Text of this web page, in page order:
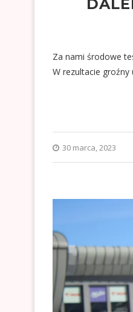
Za nami środowe
W rezultacie groźny
30 marca, 2023